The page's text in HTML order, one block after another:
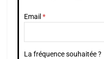
Email
La fréquence souhaitée ?